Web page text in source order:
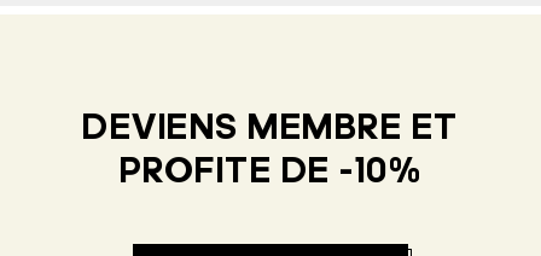
DEVIENS MEMBRE ET
PROFITE DE -10%